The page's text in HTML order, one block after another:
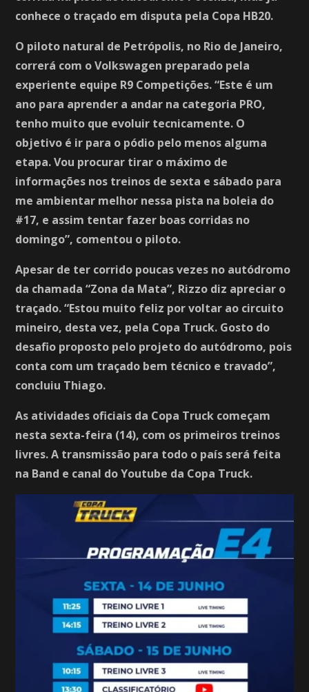
conhece o traçado em disputa pela Copa HB20.
O piloto natural de Petrópolis, no Rio de Janeiro,
correrá com o Volkswagen preparado pela
experiente equipe R9 Competições. “Este é um
ano para aprender a andar na categoria PRO,
tenho muito que evoluir tecnicamente. O
objetivo é ir para o pódio pelo menos alguma
etapa. Vou procurar tirar o máximo de
informações nos treinos de sexta e sábado para
me ambientar melhor nessa pista na boleia do
#17, e assim tentar fazer boas corridas no
domingo”, comentou o piloto.
Apesar de ter corrido poucas vezes no autódromo
da chamada “Zona da Mata”, Rizzo diz apreciar o
traçado. “Estou muito feliz por voltar ao circuito
mineiro, desta vez, pela Copa Truck. Gosto do
desafio proposto pelo projeto do autódromo, pois
conta com um traçado bem técnico e travado”,
concluiu Thiago.
As atividades oficiais da Copa Truck começam
nesta sexta-feira (14), com os primeiros treinos
livres. A transmissão para todo o país será feita
na Band e canal do Youtube da Copa Truck.